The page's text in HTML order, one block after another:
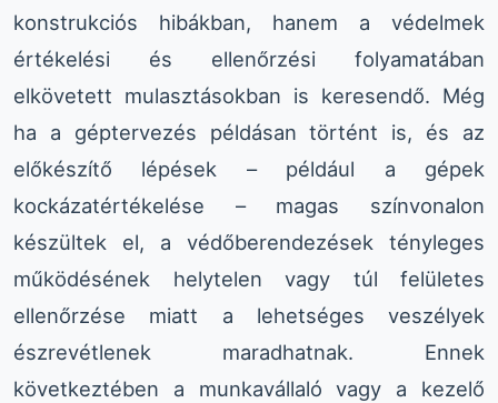
konstrukciós hibákban, hanem a védelmek
értékelési és ellenőrzési folyamatában
elkövetett mulasztásokban is keresendő. Még
ha a géptervezés példásan történt is, és az
előkészítő lépések – például a gépek
kockázatértékelése – magas színvonalon
készültek el, a védőberendezések tényleges
működésének helytelen vagy túl felületes
ellenőrzése miatt a lehetséges veszélyek
észrevétlenek maradhatnak. Ennek
következtében a munkavállaló vagy a kezelő